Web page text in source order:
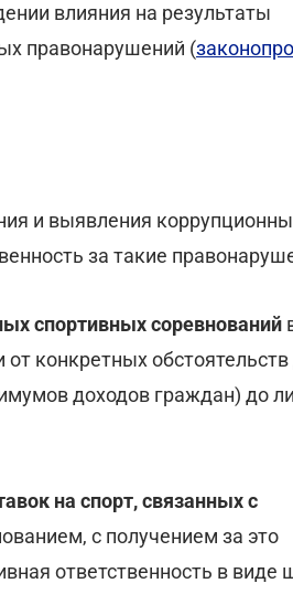
влияния на результаты
правонарушений (
и выявления
за такие
спортивных соревнований
конкретных обстоятельств
доходов граждан) до
на спорт, связанных с
с получением за это
ответственность в виде